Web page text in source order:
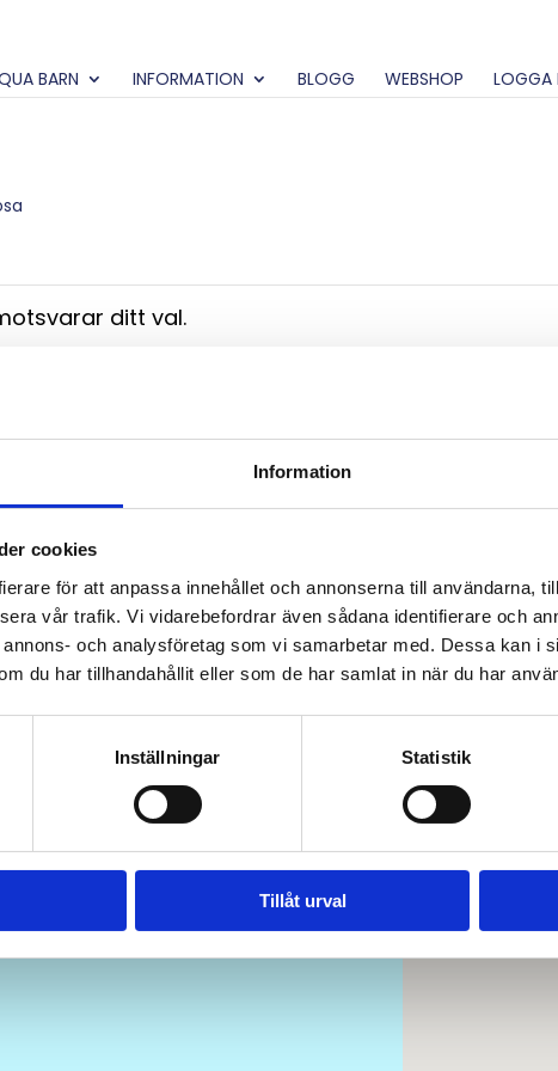
Information
cookies
för att anpassa innehållet och annonserna till användarna,
vår trafik. Vi vidarebefordrar även sådana identifierare och
och analysföretag som vi samarbetar med. Dessa kan i
du har tillhandahållit eller som de har samlat in när du har
Inställningar Statistik
Tillåt urval
BARN INFORMATION BLOGG WEBSHOP LOGGA
ditt val.